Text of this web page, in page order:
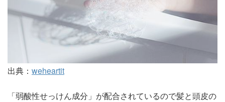
出典： weheartit
「弱酸性せっけん成分」が配合されているので髪と頭皮の